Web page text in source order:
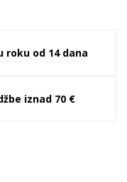
roku od 14 dana
iznad 70 €